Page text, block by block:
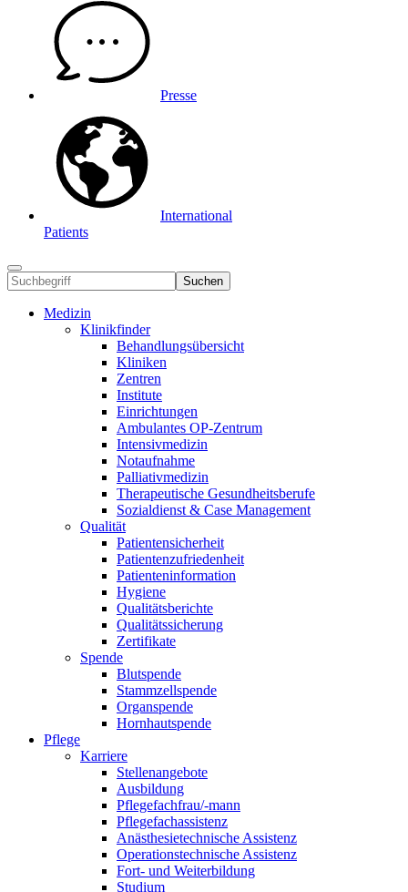
Presse
International
Patients
Suchen
Medizin
Klinikfinder
Behandlungsübersicht
Kliniken
Zentren
Institute
Einrichtungen
Ambulantes OP-Zentrum
Intensivmedizin
Notaufnahme
Palliativmedizin
Therapeutische Gesundheitsberufe
Sozialdienst & Case Management
Qualität
Patientensicherheit
Patientenzufriedenheit
Patienteninformation
Hygiene
Qualitätsberichte
Qualitätssicherung
Zertifikate
Spende
Blutspende
Stammzellspende
Organspende
Hornhautspende
Pflege
Karriere
Stellenangebote
Ausbildung
Pflegefachfrau/-mann
Pflegefachassistenz
Anästhesietechnische Assistenz
Operationstechnische Assistenz
Fort- und Weiterbildung
Studium